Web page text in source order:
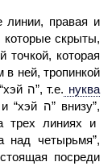
линии, правая и
которые скрыты,
точкой, которая
в ней, тропинкой
– их пять. И это “хэй ה”, т.е. нуква
де-йуд, называемая высшей Имой, “как и “хэй ה” внизу”,
трех линиях и
над четырьмя”,
посреди